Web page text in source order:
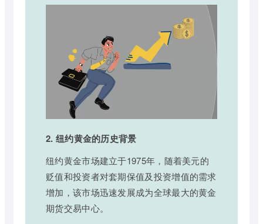
2. 纽约黄金的历史背景
纽约黄金市场建立于1975年，随着美元的
贬值和投资者对套期保值及投资增值的需求
增加，该市场迅速发展成为全球最大的黄金
期货交易中心。